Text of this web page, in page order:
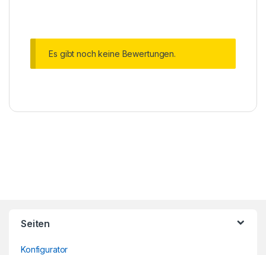
Es gibt noch keine Bewertungen.
Seiten
Konfigurator